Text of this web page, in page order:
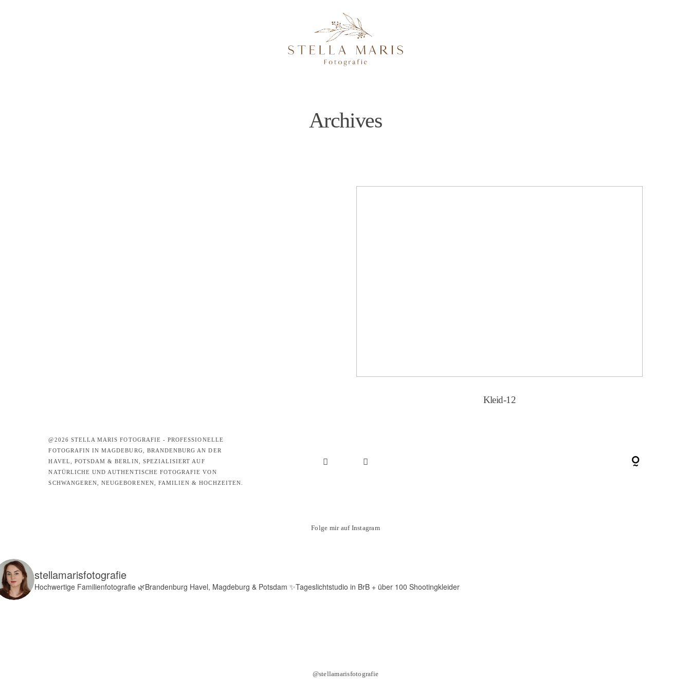
Archives
Kleid-12
@2026 STELLA MARIS FOTOGRAFIE - PROFESSIONELLE
FOTOGRAFIN IN MAGDEBURG, BRANDENBURG AN DER
HAVEL, POTSDAM & BERLIN, SPEZIALISIERT AUF
NATÜRLICHE UND AUTHENTISCHE FOTOGRAFIE VON
SCHWANGEREN, NEUGEBORENEN, FAMILIEN & HOCHZEITEN.
Folge mir auf Instagram
@stellamarisfotografie
stellamarisfotografie
Hochwertige Familienfotografie🌿Brandenburg Havel, Magdeburg & Potsdam ✨Tageslichtstudio in BrB + über 100 Shootingkleider